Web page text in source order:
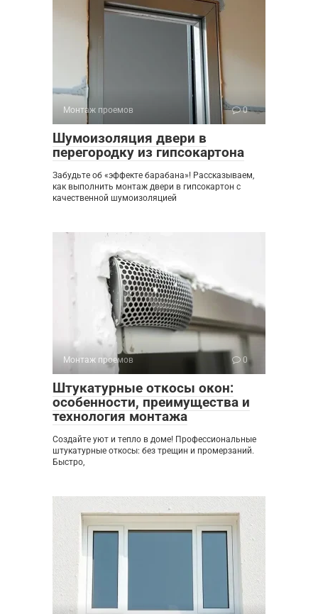
Монтаж проемов 0
Шумоизоляция двери в
перегородку из гипсокартона
Забудьте об «эффекте барабана»! Рассказываем,
как выполнить монтаж двери в гипсокартон с
качественной шумоизоляцией
Монтаж проемов 0
Штукатурные откосы окон:
особенности, преимущества и
технология монтажа
Создайте уют и тепло в доме! Профессиональные
штукатурные откосы: без трещин и промерзаний.
Быстро,